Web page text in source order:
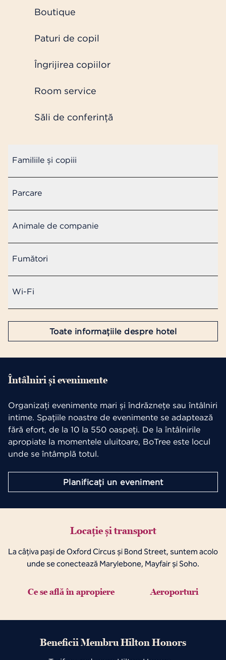
Boutique
Paturi de copil
Îngrijirea copiilor
Room service
Săli de conferință
Familiile și copiii
Parcare
Animale de companie
Fumători
Wi-Fi
Toate informațiile despre hotel
Întâlniri și evenimente
Organizați evenimente mari și îndrăznețe sau întâlniri
intime. Spațiile noastre de evenimente se adaptează
fără efort, de la 10 la 550 oaspeți. De la întâlnirile
apropiate la momentele uluitoare, BoTree este locul
unde se întâmplă totul.
Planificați un eveniment
Locație și transport
La câțiva pași de Oxford Circus și Bond Street, suntem acolo
unde se conectează Marylebone, Mayfair și Soho.
Ce se află în apropiere Aeroporturi
Beneficii Membru Hilton Honors